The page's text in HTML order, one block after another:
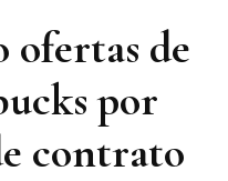
de
por
contrato